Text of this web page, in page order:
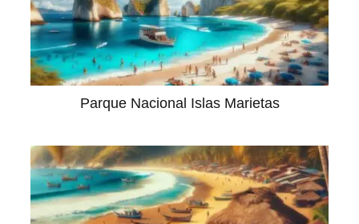
Parque Nacional Islas Marietas